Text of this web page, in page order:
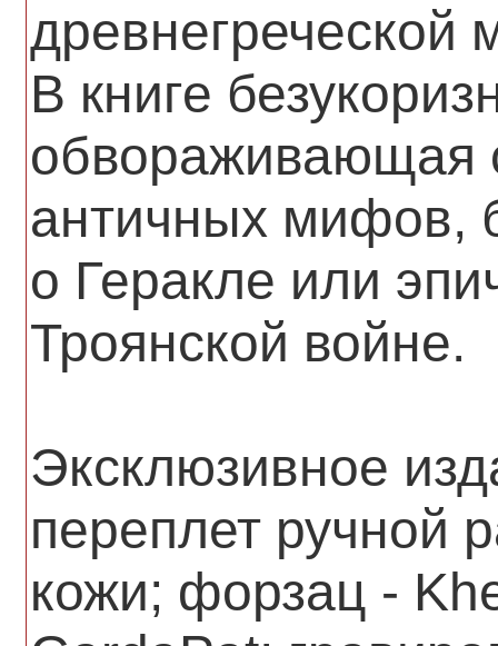
древнегреческой
В книге
обвораживающая
античных мифов,
о Геракле или
Троянской войне.
Эксклюзивное
переплет ручной
кожи; форзац -